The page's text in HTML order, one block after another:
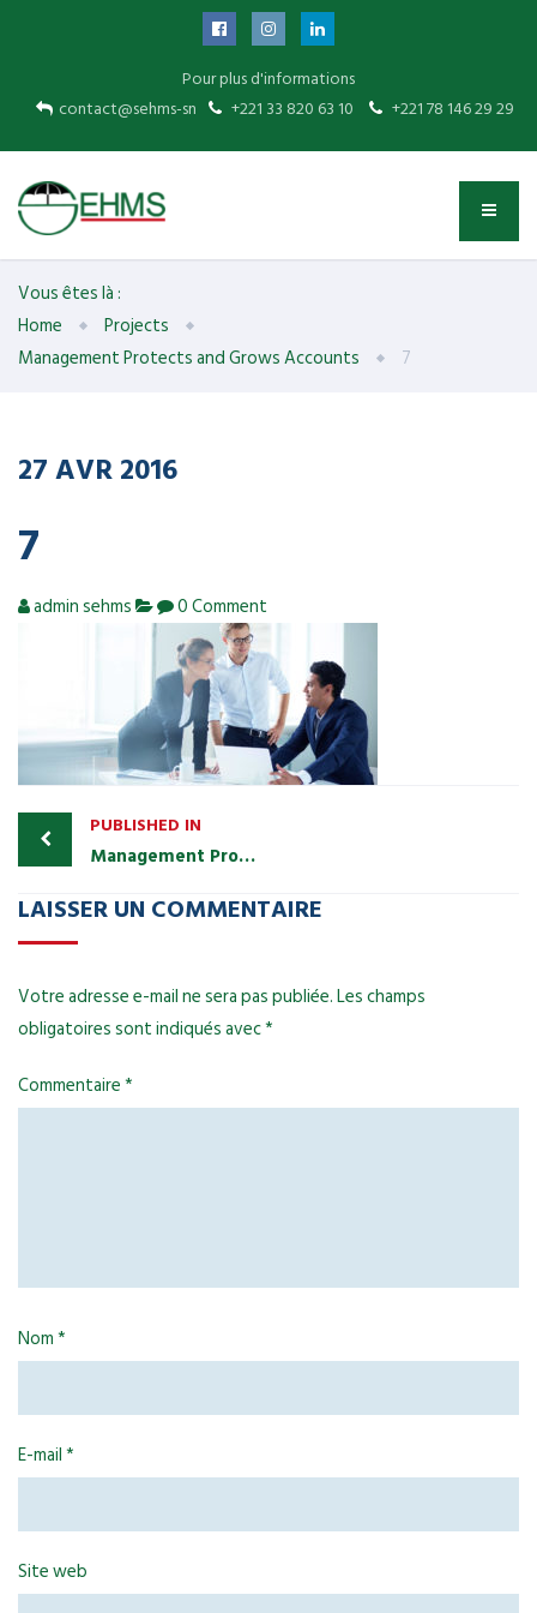
Pour plus d'informations
contact@sehms-sn
+221 33 820 63 10 +221 78 146 29 29
Vous êtes là :
Home
Projects
Management Protects and Grows Accounts
7
27AVR2016
7
admin sehms 0 Comment
PUBLISHED IN
Management Protects and Grows Accounts
LAISSER UN COMMENTAIRE
Votre adresse e-mail ne sera pas publiée.Les champs
obligatoires sont indiqués avec*
Commentaire*
Nom*
E-mail*
Site web